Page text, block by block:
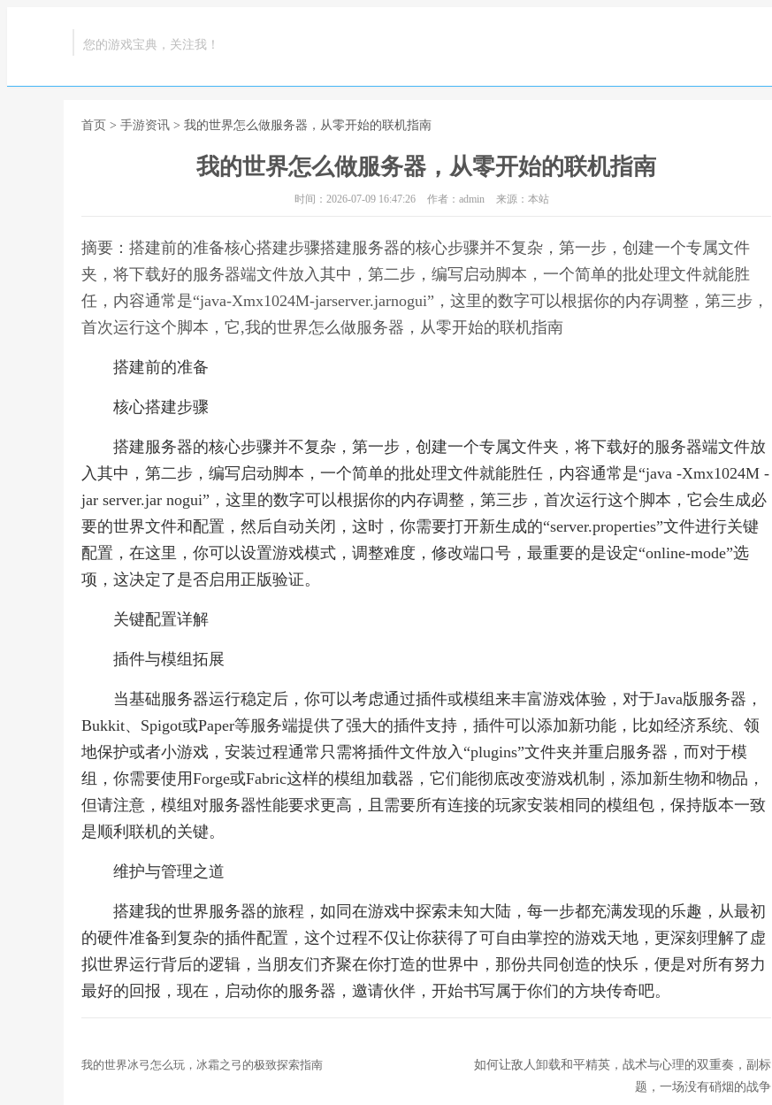
您的游戏宝典，关注我！
首页 > 手游资讯 > 我的世界怎么做服务器，从零开始的联机指南
我的世界怎么做服务器，从零开始的联机指南
时间：2026-07-09 16:47:26 作者：admin 来源：本站
摘要：搭建前的准备核心搭建步骤搭建服务器的核心步骤并不复杂，第一步，创建一个专属文件
夹，将下载好的服务器端文件放入其中，第二步，编写启动脚本，一个简单的批处理文件就能胜
任，内容通常是“java-Xmx1024M-jarserver.jarnogui”，这里的数字可以根据你的内存调整，第三步，
首次运行这个脚本，它,我的世界怎么做服务器，从零开始的联机指南
搭建前的准备
核心搭建步骤
搭建服务器的核心步骤并不复杂，第一步，创建一个专属文件夹，将下载好的服务器端文件放
入其中，第二步，编写启动脚本，一个简单的批处理文件就能胜任，内容通常是“java -Xmx1024M -
jar server.jar nogui”，这里的数字可以根据你的内存调整，第三步，首次运行这个脚本，它会生成必
要的世界文件和配置，然后自动关闭，这时，你需要打开新生成的“server.properties”文件进行关键
配置，在这里，你可以设置游戏模式，调整难度，修改端口号，最重要的是设定“online-mode”选
项，这决定了是否启用正版验证。
关键配置详解
插件与模组拓展
当基础服务器运行稳定后，你可以考虑通过插件或模组来丰富游戏体验，对于Java版服务器，
Bukkit、Spigot或Paper等服务端提供了强大的插件支持，插件可以添加新功能，比如经济系统、领
地保护或者小游戏，安装过程通常只需将插件文件放入“plugins”文件夹并重启服务器，而对于模
组，你需要使用Forge或Fabric这样的模组加载器，它们能彻底改变游戏机制，添加新生物和物品，
但请注意，模组对服务器性能要求更高，且需要所有连接的玩家安装相同的模组包，保持版本一致
是顺利联机的关键。
维护与管理之道
搭建我的世界服务器的旅程，如同在游戏中探索未知大陆，每一步都充满发现的乐趣，从最初
的硬件准备到复杂的插件配置，这个过程不仅让你获得了可自由掌控的游戏天地，更深刻理解了虚
拟世界运行背后的逻辑，当朋友们齐聚在你打造的世界中，那份共同创造的快乐，便是对所有努力
最好的回报，现在，启动你的服务器，邀请伙伴，开始书写属于你们的方块传奇吧。
我的世界冰弓怎么玩，冰霜之弓的极致探索指南
如何让敌人卸载和平精英，战术与心理的双重奏，副标
题，一场没有硝烟的战争